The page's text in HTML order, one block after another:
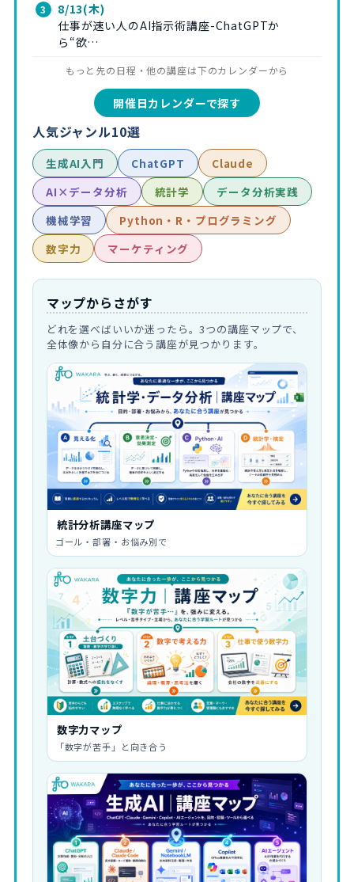
8/13(木)
仕事が速い人のAI指示術講座-ChatGPTか
ら“欲…
もっと先の日程・他の講座は下のカレンダーから
開催日カレンダーで探す
人気ジャンル10選
生成AI入門 ChatGPT
Claude
AI×データ分析
統計学
データ分析実践
機械学習
Python・R・プログラミング
数字力
マーケティング
マップからさがす
どれを選べばいいか迷ったら。3つの講座マップで、
全体像から自分に合う講座が見つかります。
統計分析講座マップ
ゴール・部署・お悩み別で
数字力マップ
「数字が苦手」と向き合う